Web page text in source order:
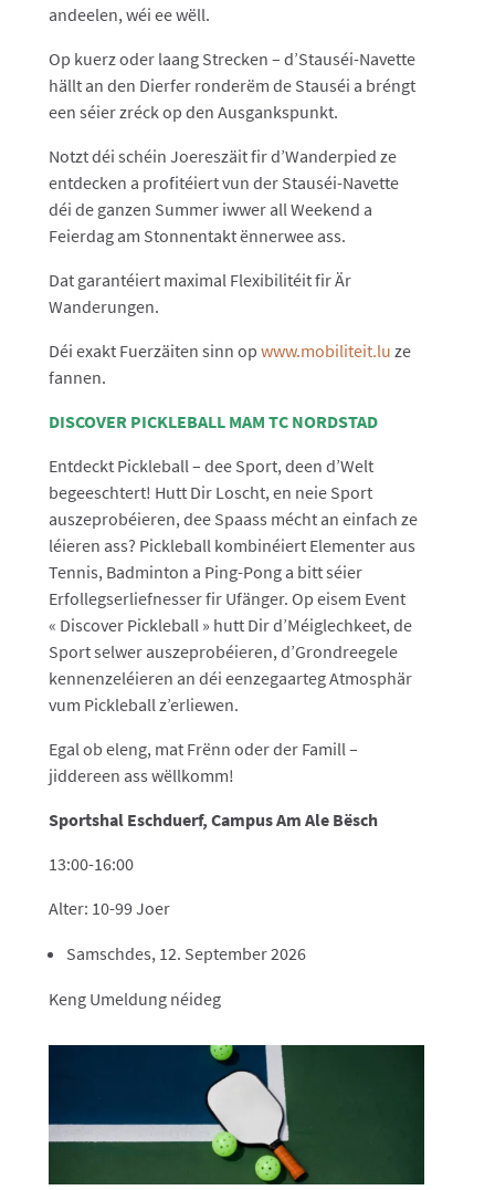
andeelen, wéi ee wëll.
Op kuerz oder laang Strecken – d’Stauséi-Navette
hällt an den Dierfer ronderëm de Stauséi a bréngt
een séier zréck op den Ausgankspunkt.
Notzt déi schéin Joereszäit fir d’Wanderpied ze
entdecken a profitéiert vun der Stauséi-Navette
déi de ganzen Summer iwwer all Weekend a
Feierdag am Stonnentakt ënnerwee ass.
Dat garantéiert maximal Flexibilitéit fir Är
Wanderungen.
Déi exakt Fuerzäiten sinn op www.mobiliteit.lu ze
fannen.
DISCOVER PICKLEBALL MAM TC NORDSTAD
Entdeckt Pickleball – dee Sport, deen d’Welt
begeeschtert! Hutt Dir Loscht, en neie Sport
auszeprobéieren, dee Spaass mécht an einfach ze
léieren ass? Pickleball kombinéiert Elementer aus
Tennis, Badminton a Ping-Pong a bitt séier
Erfollegserliefnesser fir Ufänger. Op eisem Event
« Discover Pickleball » hutt Dir d’Méiglechkeet, de
Sport selwer auszeprobéieren, d’Grondreegele
kennenzeléieren an déi eenzegaarteg Atmosphär
vum Pickleball z’erliewen.
Egal ob eleng, mat Frënn oder der Famill –
jiddereen ass wëllkomm!
Sportshal Eschduerf, Campus Am Ale Bësch
13:00-16:00
Alter: 10-99 Joer
Samschdes, 12. September 2026
Keng Umeldung néideg